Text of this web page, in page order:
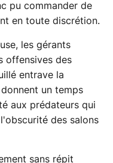
pu commander de
en toute discrétion.
les gérants
offensives des
entrave la
un temps
aux prédateurs qui
des salons
sans répit